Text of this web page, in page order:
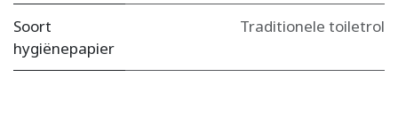
Soort
hygiënepapier
Traditionele toiletrol